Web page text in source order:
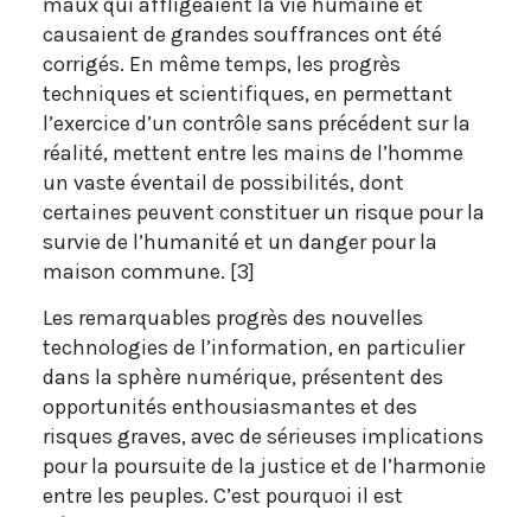
causaient de grandes souffrances ont été
corrigés. En même temps, les progrès
techniques et scientifiques, en permettant
l’exercice d’un contrôle sans précédent sur la
réalité, mettent entre les mains de l’homme
un vaste éventail de possibilités, dont
certaines peuvent constituer un risque pour la
survie de l’humanité et un danger pour la
maison commune. [3]
Les remarquables progrès des nouvelles
technologies de l’information, en particulier
dans la sphère numérique, présentent des
opportunités enthousiasmantes et des
risques graves, avec de sérieuses implications
pour la poursuite de la justice et de l’harmonie
entre les peuples. C’est pourquoi il est